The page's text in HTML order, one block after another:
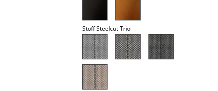
Outdoor-Leuchten
Stoff Steelcut Trio